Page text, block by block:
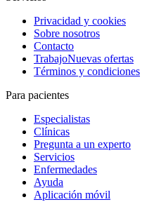
Privacidad y cookies
Sobre nosotros
Contacto
TrabajoNuevas ofertas
Términos y condiciones
Para pacientes
Especialistas
Clínicas
Pregunta a un experto
Servicios
Enfermedades
Ayuda
Aplicación móvil